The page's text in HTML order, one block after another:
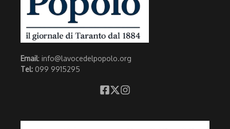
Email: info@lavocedelpopolo.org
Tel: 099 9915295